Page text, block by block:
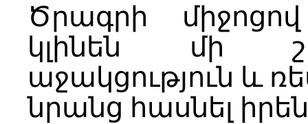
Ծրագրի
կլինեն մի
աջակցություն և
նրանց հասնել